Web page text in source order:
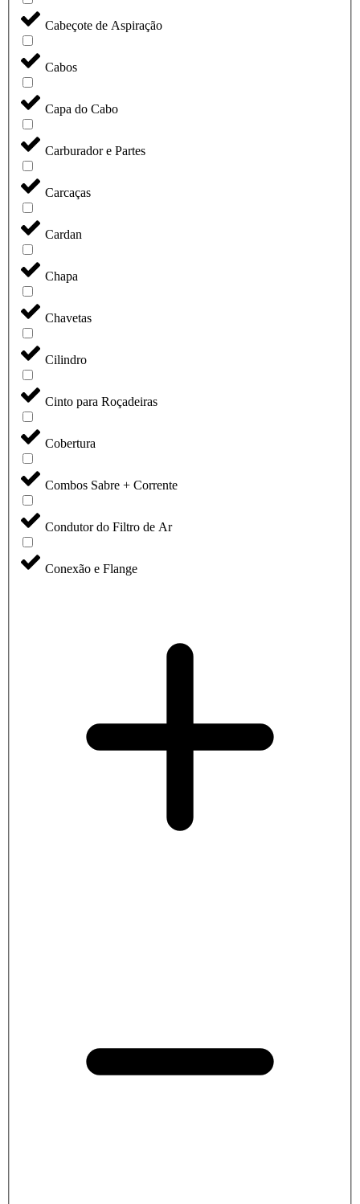
Cabeçote de Aspiração
Cabos
Capa do Cabo
Carburador e Partes
Carcaças
Cardan
Chapa
Chavetas
Cilindro
Cinto para Roçadeiras
Cobertura
Combos Sabre + Corrente
Condutor do Filtro de Ar
Conexão e Flange